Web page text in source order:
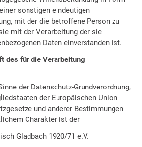
sonstigen eindeutigen
mit der die betroffene Person zu
mit der Verarbeitung der sie
Daten einverstanden ist.
des für die Verarbeitung
der Datenschutz-Grundverordnung,
der Europäischen Union
und anderer Bestimmungen
Charakter ist der
Gladbach 1920/71 e.V.